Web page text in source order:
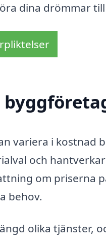
dina drömmar
variera i kostnad
och
om priserna
behov.
olika tjänster,